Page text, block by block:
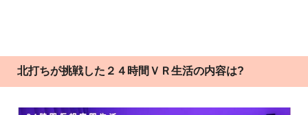
北打ちが挑戦した２４時間ＶＲ生活の内容は?